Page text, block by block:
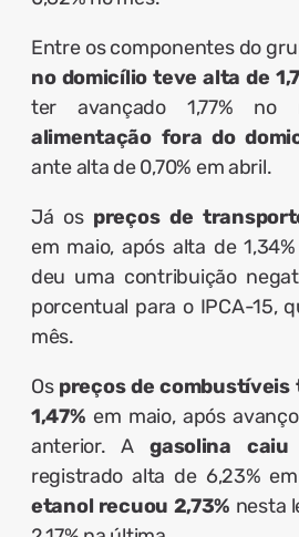
Entre os componentes do
no domicílio teve alta de
ter avançado 1,77% no
alimentação fora do
ante alta de 0,70% em abril.
Já os preços de
em maio, após alta de
deu uma contribuição
porcentual para o IPCA-15,
mês.
Os preços de combustíveis
1,47% em maio, após
anterior. Agasolina caiu
registrado alta de 6,23%
etanol recuou 2,73% nesta